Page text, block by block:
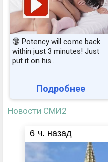
🔞 Potency will come back
within just 3 minutes! Just
put it on his…
Подробнее
Новости СМИ2
6 ч. назад